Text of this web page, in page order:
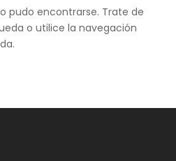
pudo encontrarse. Trate de
o utilice la navegación